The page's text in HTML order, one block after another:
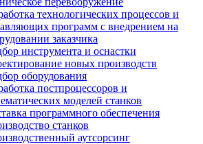
технологических процессов и
программ с внедрением на
заказчика
инструмента и оснастки
новых производств
оборудования
постпроцессоров и
моделей станков
программного обеспечения
станков
аутсорсинг